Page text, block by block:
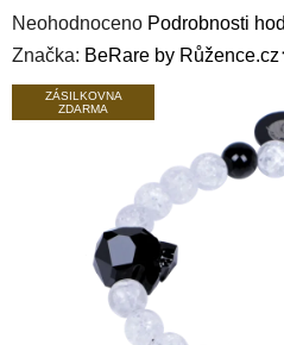
Průměrné
hodnocení
produktu
je
hvězdiček.
Neohodnoceno Podrobnosti
Značka: BeRare by
ZÁSILKOVNA
ZDARMA